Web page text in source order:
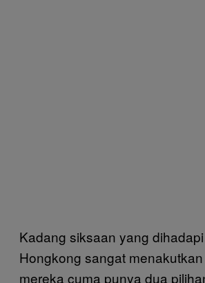
Kadang siksaan yang
Hongkong sangat
mereka cuma punya dua